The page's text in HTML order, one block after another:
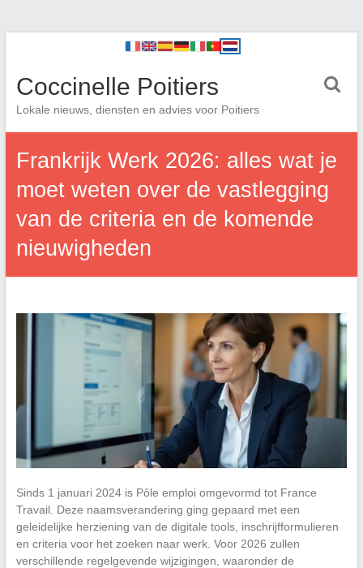
Coccinelle Poitiers
Lokale nieuws, diensten en advies voor Poitiers
Frankrijk Werk 2026: alles wat je
moet weten over de vastlegging
van de criteria en de komende
nieuwigheden
Sinds 1 januari 2024 is Pôle emploi omgevormd tot France
Travail. Deze naamsverandering ging gepaard met een
geleidelijke herziening van de digitale tools, inschrijfformulieren
en criteria voor het zoeken naar werk. Voor 2026 zullen
verschillende regelgevende wijzigingen, waaronder de